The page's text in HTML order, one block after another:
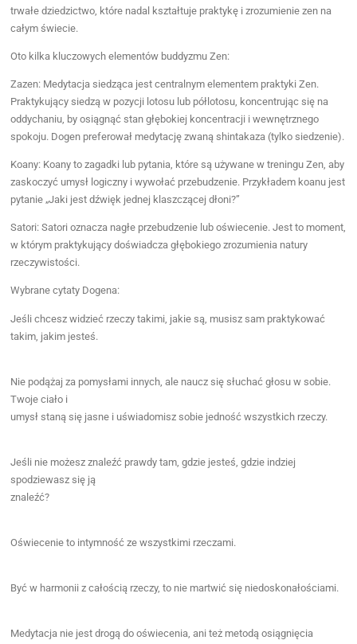
trwałe dziedzictwo, które nadal kształtuje praktykę i zrozumienie zen na
całym świecie.
Oto kilka kluczowych elementów buddyzmu Zen:
Zazen: Medytacja siedząca jest centralnym elementem praktyki Zen.
Praktykujący siedzą w pozycji lotosu lub półlotosu, koncentrując się na
oddychaniu, by osiągnąć stan głębokiej koncentracji i wewnętrznego
spokoju. Dogen preferował medytację zwaną shintakaza (tylko siedzenie).
Koany: Koany to zagadki lub pytania, które są używane w treningu Zen, aby
zaskoczyć umysł logiczny i wywołać przebudzenie. Przykładem koanu jest
pytanie „Jaki jest dźwięk jednej klaszczącej dłoni?”
Satori: Satori oznacza nagłe przebudzenie lub oświecenie. Jest to moment,
w którym praktykujący doświadcza głębokiego zrozumienia natury
rzeczywistości.
Wybrane cytaty Dogena:
Jeśli chcesz widzieć rzeczy takimi, jakie są, musisz sam praktykować
takim, jakim jesteś.
Nie podążaj za pomysłami innych, ale naucz się słuchać głosu w sobie.
Twoje ciało i
umysł staną się jasne i uświadomisz sobie jedność wszystkich rzeczy.
Jeśli nie możesz znaleźć prawdy tam, gdzie jesteś, gdzie indziej
spodziewasz się ją
znaleźć?
Oświecenie to intymność ze wszystkimi rzeczami.
Być w harmonii z całością rzeczy, to nie martwić się niedoskonałościami.
Medytacja nie jest drogą do oświecenia, ani też metodą osiągnięcia